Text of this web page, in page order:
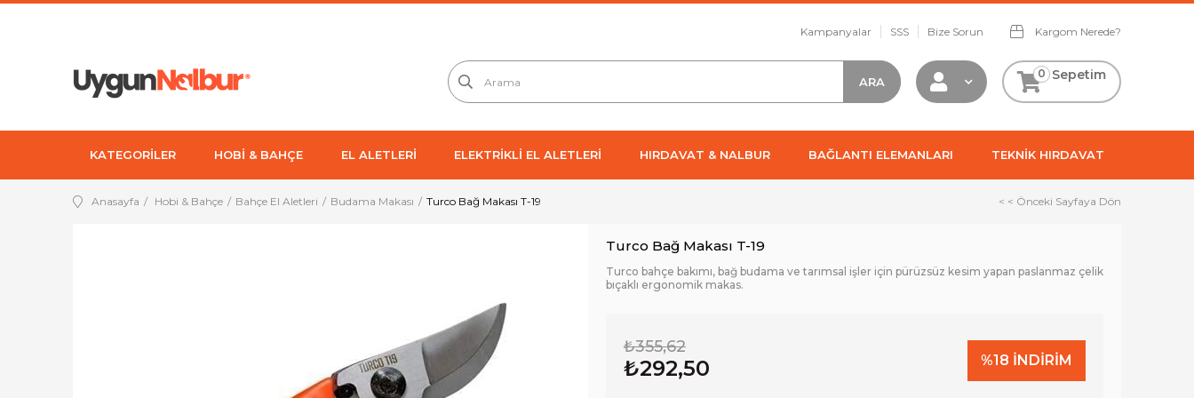
Kampanyalar SSS Bize Sorun Kargom Nerede?
Sepetim
0
KATEGORİLER HOBİ & BAHÇE EL ALETLERİ ELEKTRİKLİ EL ALETLERİ HIRDAVAT & NALBUR BAĞLANTI ELEMANLARI TEKNİK HIRDAVAT
Anasayfa Hobi & Bahçe Bahçe El Aletleri Budama Makası Turco Bağ Makası T-19 < < Önceki Sayfaya Dön
Turco Bağ Makası T-19
Turco bahçe bakımı, bağ budama ve tarımsal işler için pürüzsüz kesim yapan paslanmaz çelik
bıçaklı ergonomik makas.
₺355,62
₺292,50 %18 İNDIRIM